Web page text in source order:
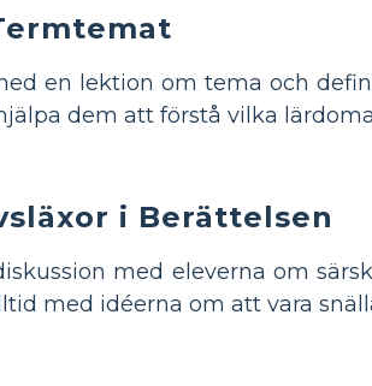
en lektion om tema och
dem att förstå vilka
i Berättelsen
med eleverna om
med idéerna om att vara